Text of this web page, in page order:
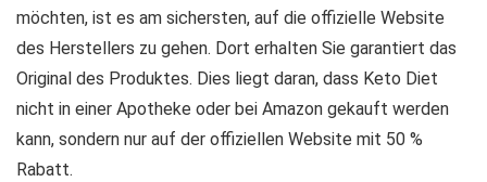
möchten, ist es am sichersten, auf die offizielle Website
des Herstellers zu gehen. Dort erhalten Sie garantiert das
Original des Produktes. Dies liegt daran, dass Keto Diet
nicht in einer Apotheke oder bei Amazon gekauft werden
kann, sondern nur auf der offiziellen Website mit 50 %
Rabatt.